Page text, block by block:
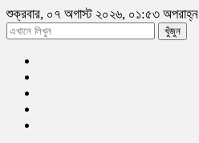
শুক্রবার, ০৭ অগাস্ট ২০২৬, ০১:৫৩ অপরাহ্ন
খুঁজুন